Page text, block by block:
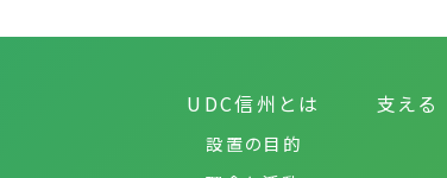
UDC信州とは
設置の目的
支える